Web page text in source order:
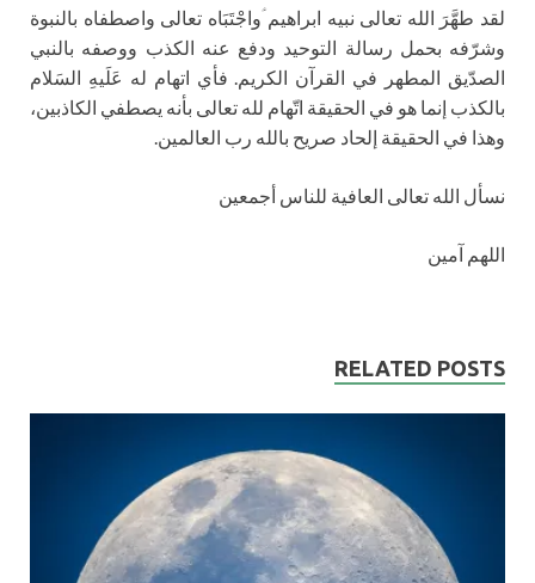
لقد طهَّرَ الله تعالى نبيه ابراهيم ؑواجْتَبَاه تعالى واصطفاه بالنبوة
وشرّفه بحمل رسالة التوحيد ودفع عنه الكذب ووصفه بالنبي
الصدّيق المطهر في القرآن الكريم. فأي اتهام له عَلَيهِ السَلام
بالكذب إنما هو في الحقيقة اتّهام لله تعالى بأنه يصطفي الكاذبين،
وهذا في الحقيقة إلحاد صريح بالله رب العالمين.
نسأل الله تعالى العافية للناس أجمعين
اللهم آمين
RELATED POSTS